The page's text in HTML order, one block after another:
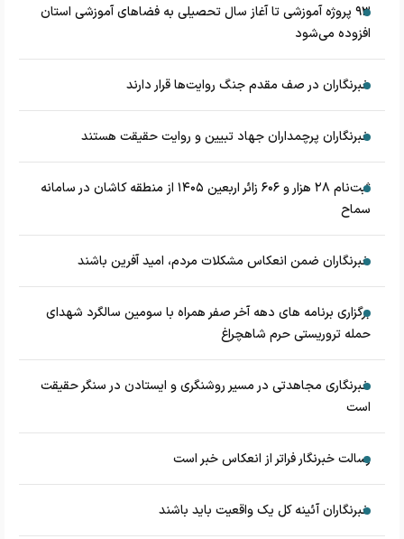
۹۳ پروژه آموزشی تا آغاز سال تحصیلی به فضاهای آموزشی استان
افزوده می‌شود
خبرنگاران در صف مقدم جنگ روایت‌ها قرار دارند
خبرنگاران پرچمداران جهاد تبیین و روایت حقیقت هستند
ثبت‌نام ۲۸ هزار و ۶۰۶ زائر اربعین ۱۴۰۵ از منطقه کاشان در سامانه
سماح
خبرنگاران ضمن انعکاس مشکلات مردم، امید آفرین باشند
برگزاری برنامه های دهه آخر صفر همراه با سومین سالگرد شهدای
حمله تروریستی حرم شاهچراغ
خبرنگاری مجاهدتی در مسیر روشنگری و ایستادن در سنگر حقیقت
است
رسالت خبرنگار فراتر از انعکاس خبر است
خبرنگاران آئینه کل یک واقعیت باید باشند